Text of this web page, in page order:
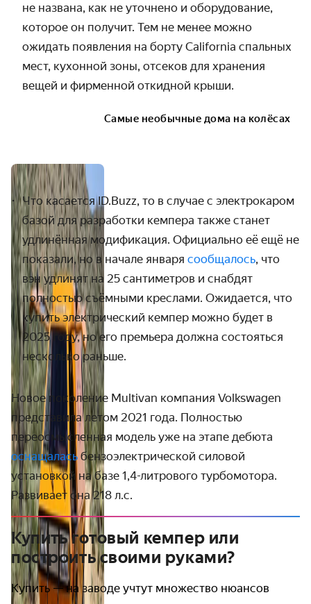
не названа, как не уточнено и оборудование,
которое он получит. Тем не менее можно
ожидать появления на борту California спальных
мест, кухонной зоны, отсеков для хранения
вещей и фирменной откидной крыши.
Самые необычные дома на колёсах
Что касается ID.Buzz, то в случае с электрокаром
базой для разработки кемпера также станет
удлинённая модификация. Официально её ещё не
показали, но в начале января сообщалось, что
вэн удлинят на 25 сантиметров и снабдят
полностью съёмными креслами. Ожидается, что
купить электрический кемпер можно будет в
2025 году, но его премьера должна состояться
несколько раньше.
Новое поколение Multivan компания Volkswagen
представила летом 2021 года. Полностью
переосмысленная модель уже на этапе дебюта
оснащалась бензоэлектрической силовой
установкой на базе 1,4-литрового турбомотора.
Развивает она 218 л.с.
Купить готовый кемпер или
построить своими руками?
Купить — на заводе учтут множество нюансов